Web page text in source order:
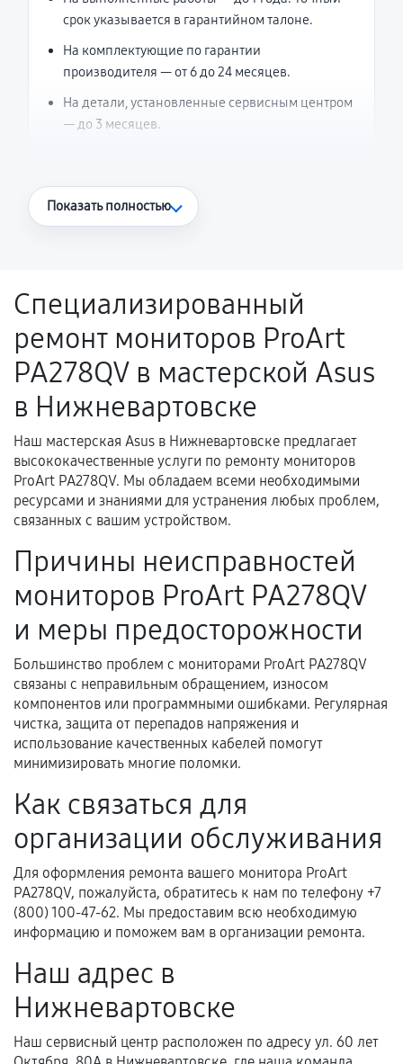
срок указывается в гарантийном талоне.
На комплектующие по гарантии
производителя — от 6 до 24 месяцев.
На детали, установленные сервисным центром
— до 3 месяцев.
Что считается гарантийным случаем
Поломка установленной детали при
нормальной эксплуатации в течение
гарантийного срока.
Несоответствие комплектующей заявленным
техническим характеристикам.
Документы для подтверждения
гарантии
Акт выполненных работ с датой, перечнем
услуг и сроком гарантии.
и кассовый чек.
Расширенная гарантия
В некоторых случаях возможно оформление
расширенной гарантии. Стоимость, сроки и
условия продления согласовываются отдельно и
фиксируются в документах.
Когда гарантия не действует
Нарушение правил эксплуатации,
перегрев, коррозия.
Самостоятельный ремонт или вмешательство
третьих лиц.
Естественный износ деталей, если иное не
Показать полностью
Специализированный
ремонт мониторов ProArt
PA278QV в мастерской Asus
в Нижневартовске
Наш мастерская Asus в Нижневартовске предлагает
высококачественные услуги по ремонту мониторов
ProArt PA278QV. Мы обладаем всеми необходимыми
ресурсами и знаниями для устранения любых проблем,
связанных с вашим устройством.
Причины неисправностей
мониторов ProArt PA278QV
и меры предосторожности
Большинство проблем с мониторами ProArt PA278QV
связаны с неправильным обращением, износом
компонентов или программными ошибками. Регулярная
чистка, защита от перепадов напряжения и
использование качественных кабелей помогут
минимизировать многие поломки.
Как связаться для
организации обслуживания
Для оформления ремонта вашего монитора ProArt
PA278QV, пожалуйста, обратитесь к нам по телефону +7
(800) 100-47-62. Мы предоставим всю необходимую
информацию и поможем вам в организации ремонта.
Наш адрес в
Нижневартовске
Наш сервисный центр расположен по адресу ул. 60 лет